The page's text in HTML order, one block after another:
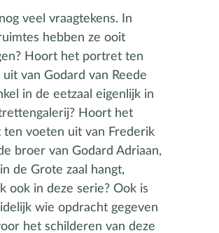
veel vraagtekens. In
hebben ze ooit
Hoort het portret ten
van Godard van Reede
in de eetzaal eigenlijk in
Hoort het
voeten uit van Frederik
broer van Godard Adriaan,
de Grote zaal hangt,
ook in deze serie? Ook is
wie opdracht gegeven
het schilderen van deze